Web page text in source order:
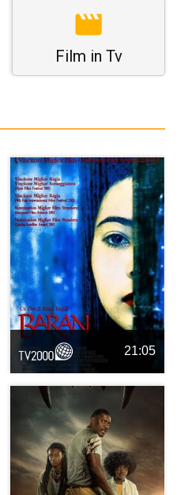
Film in Tv
21:05